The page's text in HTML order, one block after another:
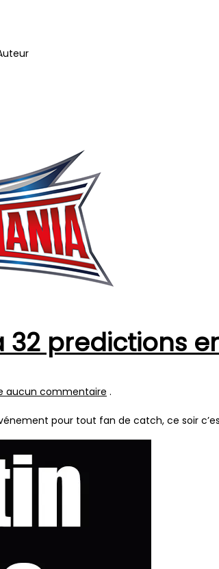
predictions
aucun commentaire .
pour tout fan de catch, ce soir